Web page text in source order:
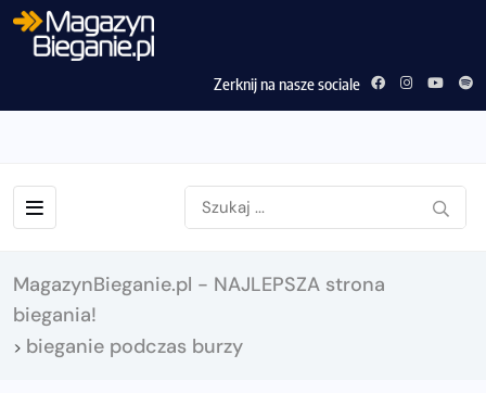
Zerknij na nasze sociale
MagazynBieganie.pl - NAJLEPSZA strona
biegania!
> bieganie podczas burzy